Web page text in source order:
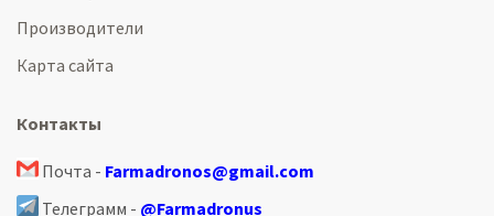
Производители
Карта сайта
Контакты
Почта - Farmadronos@gmail.com
Телеграмм - @Farmadronus